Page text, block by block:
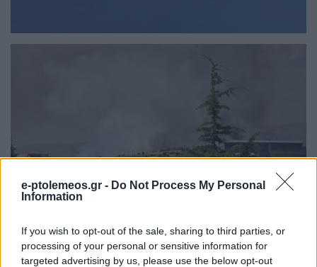
e-ptolemeos.gr - Do Not Process My Personal
Information
If you wish to opt-out of the sale, sharing to third parties, or
processing of your personal or sensitive information for
targeted advertising by us, please use the below opt-out